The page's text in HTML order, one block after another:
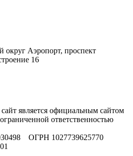
округ Аэропорт, проспект
16
является официальным сайтом
ответственностью
ОГРН 1027739625770